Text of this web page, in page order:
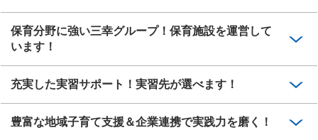
保育分野に強い三幸グループ！保育施設を運営して
います！
充実した実習サポート！実習先が選べます！
豊富な地域子育て支援＆企業連携で実践力を磨く！